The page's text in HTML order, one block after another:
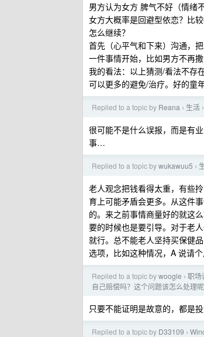
男方认为女方 脾气不好（情绪
女方大概率是回避型依恋？比
怎么继续？
首先（心平气和下来）沟通，
一件事情开始，比如男方不再
我的看法：以上猜测/看法不存
可以更多的避免/治疗。好的童
Replied to a topic by Reana › 生活 ›
很可能不是什么误报，而是有
事…
Replied to a topic bywukawuu5 ›
老人观念把钱看得太重，有些
育上可能矛盾会更多。从这件
的。来之前事情商量好的就这
要的时候也是要引导。对于老
就行。总不能老人坚持买保健
选项，比如这种情况，A 说请
Replied to a topic bywoogle › 职场
自己赔偿吗？这个问题该怎么处理呢
只要不能证明是故意的，都是
Replied to a topic by D33109 ›